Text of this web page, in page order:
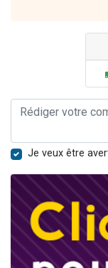
Je veux être